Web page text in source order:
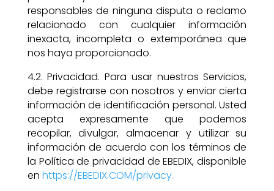
responsables de ninguna disputa o reclamo
relacionado con cualquier información
inexacta, incompleta o extemporánea que
nos haya proporcionado.
4.2. Privacidad. Para usar nuestros Servicios,
debe registrarse con nosotros y enviar cierta
información de identificación personal. Usted
acepta expresamente que podemos
recopilar, divulgar, almacenar y utilizar su
información de acuerdo con los términos de
la Política de privacidad de EBEDIX, disponible
en https://EBEDIX.COM/privacy.